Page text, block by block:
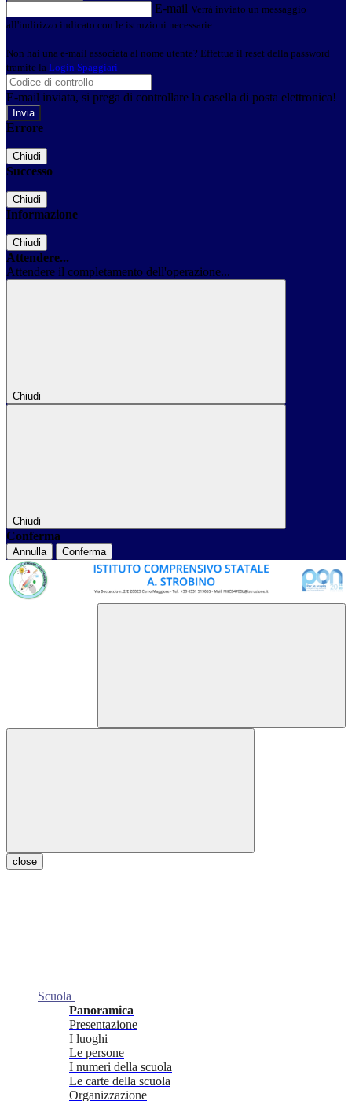
E-mail Verrà inviato un messaggio
all'indirizzo indicato con le istruzioni necessarie.
Non hai una e-mail associata al nome utente? Effettua il reset della password
tramite la Login Spaggiari
E-mail inviata, si prega di controllare la casella di posta elettronica!
Errore
Chiudi
Successo
Chiudi
Informazione
Chiudi
Attendere...
Attendere il completamento dell'operazione...
Chiudi
Chiudi
Conferma
Annulla Conferma
close
Scuola
Panoramica
Presentazione
I luoghi
Le persone
I numeri della scuola
Le carte della scuola
Organizzazione